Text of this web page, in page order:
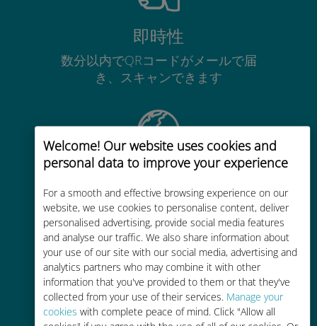
Welcome! Our website uses cookies and
personal data to improve your experience
For a smooth and effective browsing experience on our
website, we use cookies to personalise content, deliver
personalised advertising, provide social media features
and analyse our traffic. We also share information about
your use of our site with our social media, advertising and
analytics partners who may combine it with other
information that you've provided to them or that they've
collected from your use of their services. Manage your
cookies with complete peace of mind. Click "Allow all
即時性
数分以内でQRコードがメールで届
き、スキャンできます
グローバル
200以上の国と地域で使える、国際
的な高品位のセルラー通信です
コストパフォーマンス